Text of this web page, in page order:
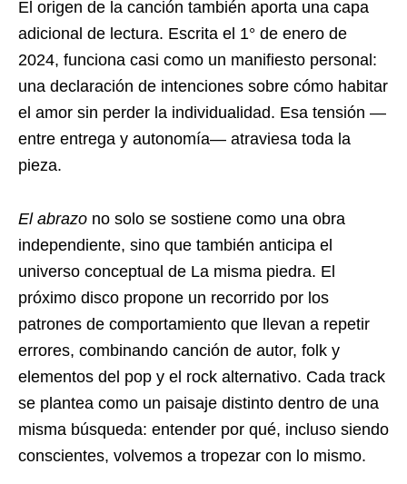
El origen de la canción también aporta una capa
adicional de lectura. Escrita el 1° de enero de
2024, funciona casi como un manifiesto personal:
una declaración de intenciones sobre cómo habitar
el amor sin perder la individualidad. Esa tensión —
entre entrega y autonomía— atraviesa toda la
pieza.
El abrazo no solo se sostiene como una obra
independiente, sino que también anticipa el
universo conceptual de La misma piedra. El
próximo disco propone un recorrido por los
patrones de comportamiento que llevan a repetir
errores, combinando canción de autor, folk y
elementos del pop y el rock alternativo. Cada track
se plantea como un paisaje distinto dentro de una
misma búsqueda: entender por qué, incluso siendo
conscientes, volvemos a tropezar con lo mismo.